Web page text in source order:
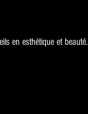
en esthétique et beauté.